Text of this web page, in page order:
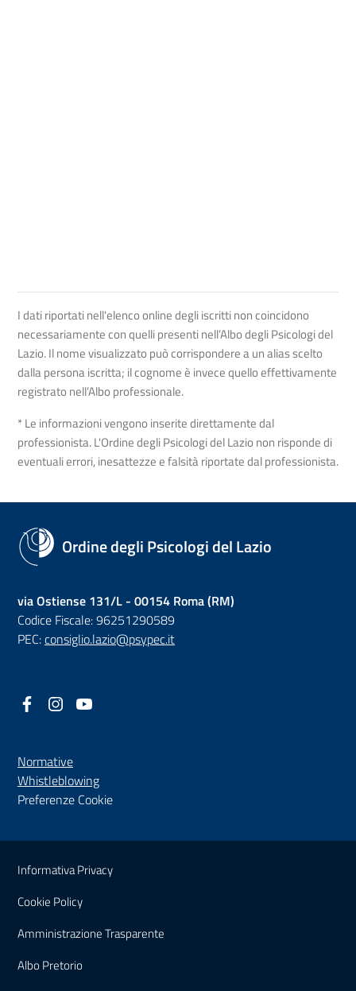
I dati riportati nell'elenco online degli iscritti non coincidono
necessariamente con quelli presenti nell’Albo degli Psicologi del
Lazio. Il nome visualizzato può corrispondere a un alias scelto
dalla persona iscritta; il cognome è invece quello effettivamente
registrato nell’Albo professionale.
* Le informazioni vengono inserite direttamente dal
professionista. L'Ordine degli Psicologi del Lazio non risponde di
eventuali errori, inesattezze e falsità riportate dal professionista.
Ordine degli Psicologi del Lazio
via Ostiense 131/L - 00154 Roma (RM)
Codice Fiscale: 96251290589
PEC:consiglio.lazio@psypec.it
Facebook
(nuova scheda - new tab)
Instagram
(nuova scheda - new tab)
Normative
Whistleblowing(nuova scheda - new tab)
Preferenze Cookie
Sezione Link Utili
Informativa Privacy
Cookie Policy
Amministrazione Trasparente
Albo Pretorio